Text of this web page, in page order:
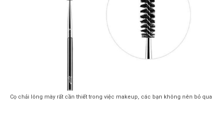
Cọ chải lông mày rất cần thiết trong việc makeup, các bạn không nên bỏ qua